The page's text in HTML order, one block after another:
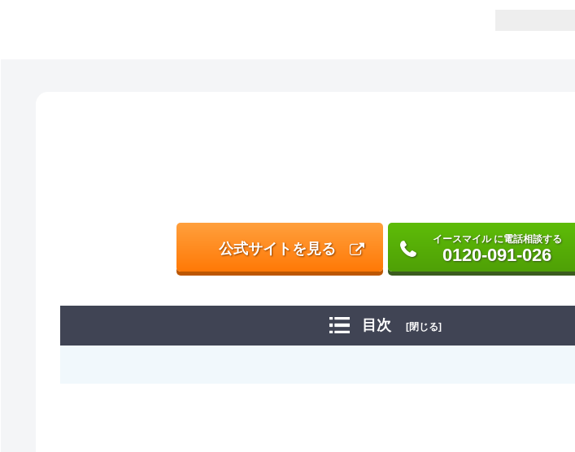
公式サイトを見る
イースマイル に電話相談する
0120-091-026
目次 [閉じる]